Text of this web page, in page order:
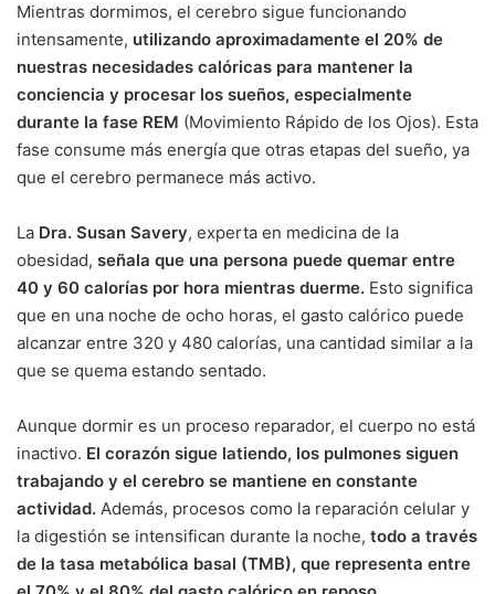
Mientras dormimos, el cerebro sigue funcionando
intensamente, utilizando aproximadamente el 20% de
nuestras necesidades calóricas para mantener la
conciencia y procesar los sueños, especialmente
durante la fase REM (Movimiento Rápido de los Ojos). Esta
fase consume más energía que otras etapas del sueño, ya
que el cerebro permanece más activo.
La Dra. Susan Savery, experta en medicina de la
obesidad, señala que una persona puede quemar entre
40 y 60 calorías por hora mientras duerme. Esto significa
que en una noche de ocho horas, el gasto calórico puede
alcanzar entre 320 y 480 calorías, una cantidad similar a la
que se quema estando sentado.
Aunque dormir es un proceso reparador, el cuerpo no está
inactivo. El corazón sigue latiendo, los pulmones siguen
trabajando y el cerebro se mantiene en constante
actividad. Además, procesos como la reparación celular y
la digestión se intensifican durante la noche, todo a través
de la tasa metabólica basal (TMB), que representa entre